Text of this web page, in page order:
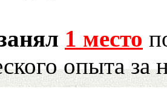
1 место
опыта за